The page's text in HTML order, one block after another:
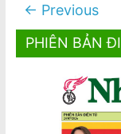
← Previous
PHIÊN BẢN